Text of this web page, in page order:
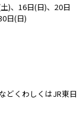
)、16日(日)、20日
日(日)
どくわしくはJR東日